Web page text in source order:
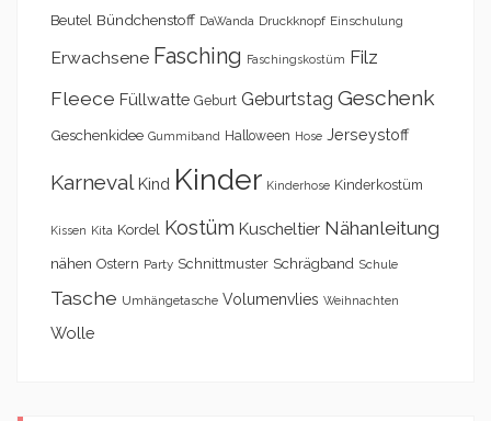
Beutel Bündchenstoff DaWanda Druckknopf Einschulung
Erwachsene Fasching Faschingskostüm Filz
Fleece Füllwatte Geburt Geburtstag Geschenk
Geschenkidee Gummiband Halloween Hose Jerseystoff
Karneval Kind Kinder Kinderhose Kinderkostüm
Kissen Kita Kordel Kostüm Kuscheltier Nähanleitung
nähen Ostern Party Schnittmuster Schrägband Schule
Tasche Umhängetasche Volumenvlies Weihnachten
Wolle